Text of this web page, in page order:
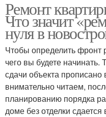
Ремонт
Что значит
нуля в
Чтобы определить фронт
чего вы будете начинать.
сдачи объекта
внимательно читаем,
планированию порядка
доме без отделки сдается